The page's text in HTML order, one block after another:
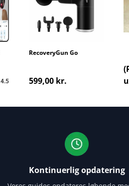
4.5
RecoveryGun Go
599,00 kr.
Kontinuerlig opdatering